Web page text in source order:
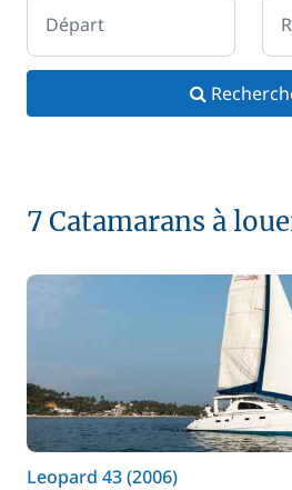
Départ
7 Catamarans à
Leopard 43 (2006)